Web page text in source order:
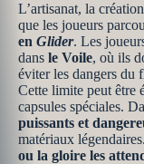
L’artisanat, la
que les joueurs
en Glider. Les
dans le Voile, où ils
éviter les dangers du
Cette limite peut être
capsules spéciales.
puissants et
matériaux
ou la gloire les